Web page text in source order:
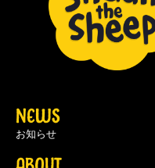
NEWS
お知らせ